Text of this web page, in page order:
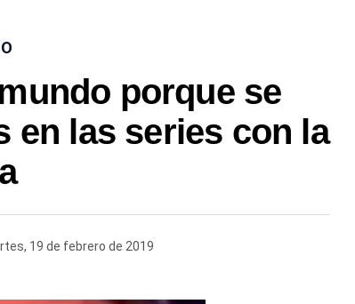
porque se
en las series con la
19 de febrero de 2019